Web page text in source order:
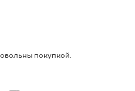
покупкой.